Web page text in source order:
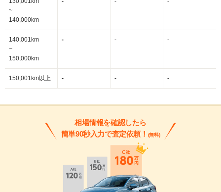
~
140,000km
140,001km
~
150,000km
- - -
150,001km以上 - - -
相場情報を確認したら
簡単90秒入力で査定依頼！ (無料)